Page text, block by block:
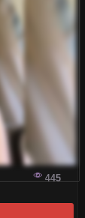
445